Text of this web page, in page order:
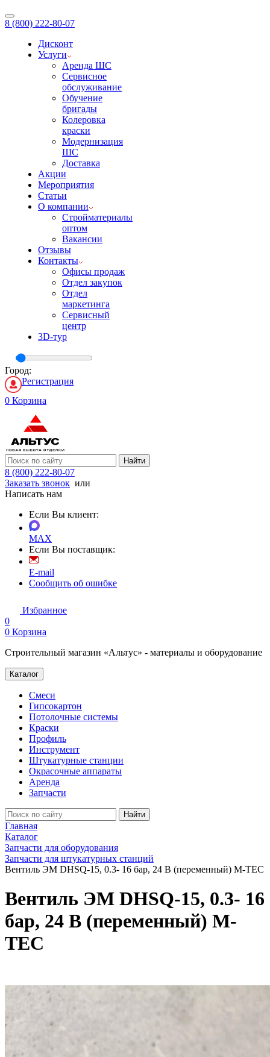
8 (800) 222-80-07
Дисконт
Услуги
Аренда ШС
Сервисное
обслуживание
Обучение
бригады
Колеровка
краски
Модернизация
ШС
Доставка
Акции
Мероприятия
Статьи
О компании
Стройматериалы
оптом
Вакансии
Отзывы
Контакты
Офисы продаж
Отдел закупок
Отдел
маркетинга
Сервисный
центр
3D-тур
Город:
Регистрация
0 Корзина
Найти
8 (800) 222-80-07
Заказать звонок или
Написать нам
Если Вы клиент:
MAX
Если Вы поставщик:
E-mail
Сообщить об ошибке
Избранное
0
0 Корзина
Строительный магазин «Альтус» - материалы и оборудование
Каталог
Смеси
Гипсокартон
Потолочные системы
Краски
Профиль
Инструмент
Штукатурные станции
Окрасочные аппараты
Аренда
Запчасти
Найти
Главная
Каталог
Запчасти для оборудования
Запчасти для штукатурных станций
Вентиль ЭМ DHSQ-15, 0.3- 16 бар, 24 В (переменный) M-TEC
Вентиль ЭМ DHSQ-15, 0.3- 16
бар, 24 В (переменный) M-
TEC